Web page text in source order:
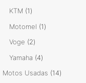
KTM 11
producto
Motomel 11
Voge 22
productos
Yamaha 44
productos
Motos Usadas 1414